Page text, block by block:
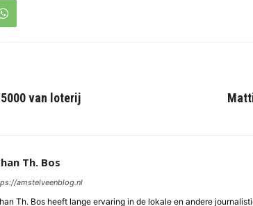
van loterij
Th. Bos
amstelveenblog.nl
Th. Bos heeft lange ervaring in de lokale en andere